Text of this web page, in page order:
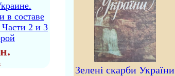
в составе
2 и 3
Зелені скарби України